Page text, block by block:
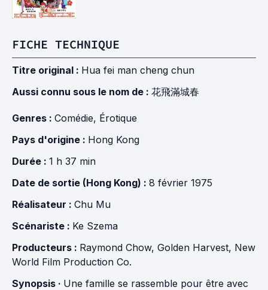
FICHE TECHNIQUE
Titre original : Hua fei man cheng chun
Aussi connu sous le nom de : 花飛滿城春
Genres : Comédie, Érotique
Pays d'origine : Hong Kong
Durée : 1 h 37 min
Date de sortie (Hong Kong) : 8 février 1975
Réalisateur : Chu Mu
Scénariste : Ke Szema
Producteurs : Raymond Chow, Golden Harvest, New
World Film Production Co.
Synopsis · Une famille se rassemble pour être avec